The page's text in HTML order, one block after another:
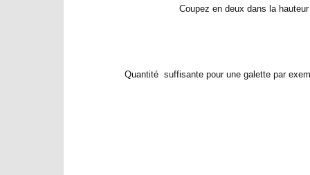
Coupez en deux dans la
Quantité suffisante pour une galette par